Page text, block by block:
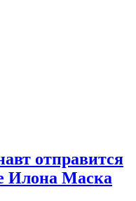
отправится
Илона Маска